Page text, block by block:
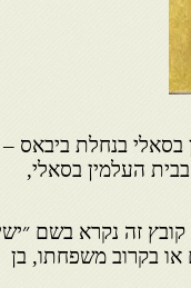
בסאלי בנחלת ביבאס –
העלמין בסאלי,
זה נקרא בשם
או בקרוב משפחתו, בן